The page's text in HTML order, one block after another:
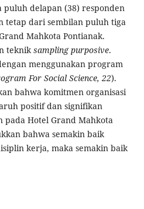
puluh delapan (38) responden
tetap dari sembilan puluh tiga
Mahkota Pontianak.
tekniksampling purposive.
menggunakan program
For Social Science, 22).
bahwa komitmen organisasi
positif dan signifikan
Hotel Grand Mahkota
bahwa semakin baik
kerja, maka semakin baik